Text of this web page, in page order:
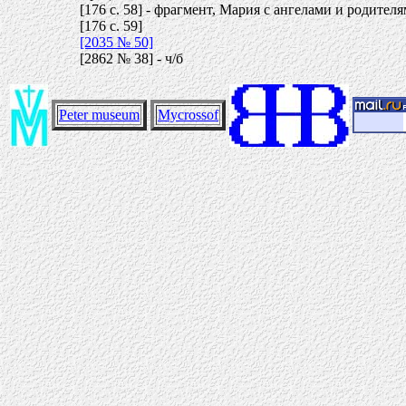
[176 c. 58] - фрагмент, Мария с ангелами и
[176 c. 59]
[2035 № 50]
[2862 № 38] - ч/б
Peter museum Mycrossof